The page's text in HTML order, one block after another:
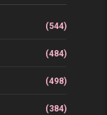
(544)
(484)
(498)
(384)